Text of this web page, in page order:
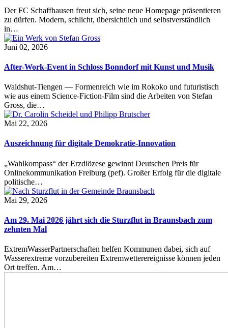
Der FC Schaffhausen freut sich, seine neue Homepage präsentieren
zu dürfen. Modern, schlicht, übersichtlich und selbstverständlich
in…
Juni 02, 2026
After-Work-Event in Schloss Bonndorf mit Kunst und Musik
Waldshut-Tiengen — Formenreich wie im Rokoko und futuristisch
wie aus einem Science-Fiction-Film sind die Arbeiten von Stefan
Gross, die…
Mai 22, 2026
Auszeichnung für digitale Demokratie-Innovation
„Wahlkompass“ der Erzdiözese gewinnt Deutschen Preis für
Onlinekommunikation Freiburg (pef). Großer Erfolg für die digitale
politische…
Mai 29, 2026
Am 29. Mai 2026 jährt sich die Sturzflut in Braunsbach zum
zehnten Mal
ExtremWasserPartnerschaften helfen Kommunen dabei, sich auf
Wasserextreme vorzubereiten Extremwetterereignisse können jeden
Ort treffen. Am…